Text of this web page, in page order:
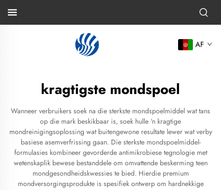
AF
kragtigste mondspoel
Wanneer verbruikers soek na die sterkste mondspoelmiddel wat tans
op die mark beskikbaar is, soek hulle ‘n kragtige
mondreinigingsoplossing wat buitengewone resultate lewer wat verby
basiese asemverfrissing gaan. Die sterkste mondspoelmiddel-
formulasies kombineer gevorderde antimikrobiese tegnologie met
wetenskaplik bewese bestanddele om omvattende beskerming teen
mondgesondheidskwessies te bied. Hierdie premium
mondversorgingsprodukte is spesifiek ontwerp om hardnekkige